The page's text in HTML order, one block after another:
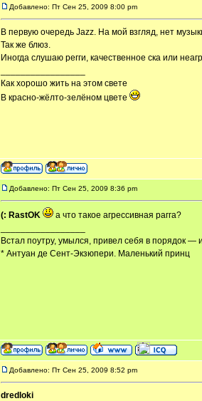
Добавлено: Пт Сен 25, 2009 8:00 pm
В первую очередь Jazz. На мой взгляд, нет
Так же блюз.
Иногда слушаю регги, качественное ска или
Как хорошо жить на этом свете
В красно-жёлто-зелёном цвете
Добавлено: Пт Сен 25, 2009 8:36 pm
(: RastOK
а что такое агрессивная рагга?
Встал поутру, умылся, привел себя в порядок —
* Антуан де Сент-Экзюпери. Маленький принц
Добавлено: Пт Сен 25, 2009 8:52 pm
dredloki